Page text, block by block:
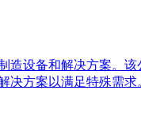
设备和解决方案。
决方案以满足特殊需